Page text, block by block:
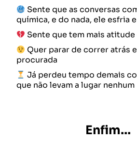
Sente que as conversas
química, e do nada, ele esfria
Sente que tem mais
Quer parar de correr atrás
procurada
Já perdeu tempo demais
que não levam a lugar nenhum
Enfim…